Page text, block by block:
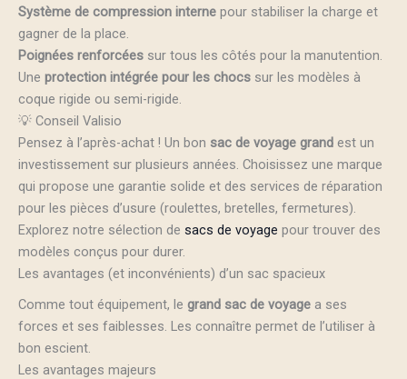
Système de compression interne pour stabiliser la charge et
gagner de la place.
Poignées renforcées sur tous les côtés pour la manutention.
Une protection intégrée pour les chocs sur les modèles à
coque rigide ou semi-rigide.
💡 Conseil Valisio
Pensez à l’après-achat ! Un bon sac de voyage grand est un
investissement sur plusieurs années. Choisissez une marque
qui propose une garantie solide et des services de réparation
pour les pièces d’usure (roulettes, bretelles, fermetures).
Explorez notre sélection de sacs de voyage pour trouver des
modèles conçus pour durer.
Les avantages (et inconvénients) d’un sac spacieux
Comme tout équipement, le grand sac de voyage a ses
forces et ses faiblesses. Les connaître permet de l’utiliser à
bon escient.
Les avantages majeurs